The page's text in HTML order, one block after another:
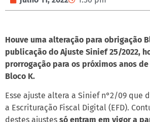
Houve uma alteração para obrigação
publicação do Ajuste Sinief 25/2022,
prorrogação para os próximos anos de
Bloco K.
Esse ajuste altera a Sinief n°2/09 que
a Escrituração Fiscal Digital (EFD).
destes ajustes só entram em vigor a